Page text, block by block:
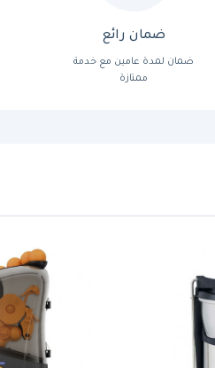
ضمان رائع
ضمان لمدة عامين مع خدمة
ممتازة